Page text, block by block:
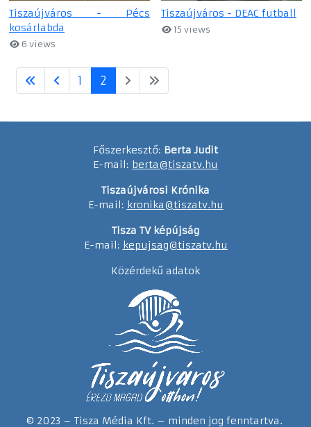
Tiszaújváros - Pécs
kosárlabda
6 views
Tiszaújváros - DEAC futball
15 views
1 2
Főszerkesztő: Berta Judit
E-mail: berta@tiszatv.hu
Tiszaújvárosi Krónika
E-mail: kronika@tiszatv.hu
Tisza TV képújság
E-mail: kepujsag@tiszatv.hu
Közérdekű adatok
© 2023 – Tisza Média Kft. – minden jog fenntartva.